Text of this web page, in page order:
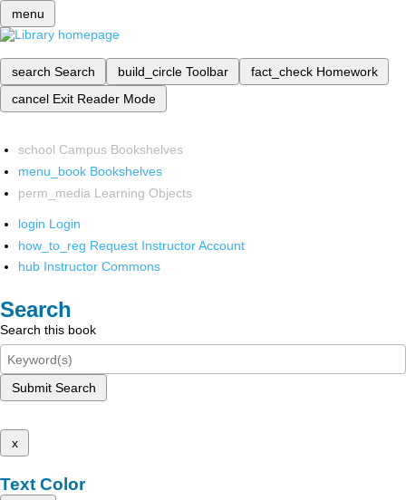
menu
search Search build_circle Toolbar fact_check Homework
cancel Exit Reader Mode
school Campus Bookshelves
menu_book Bookshelves
perm_media Learning Objects
login Login
how_to_reg Request Instructor Account
hub Instructor Commons
Search
Search this book
Submit Search
x
Text Color